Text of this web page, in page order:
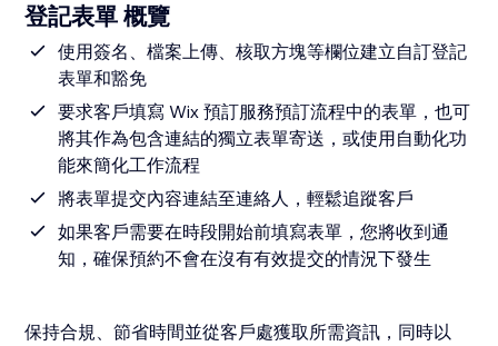
登記表單 概覽
使用簽名、檔案上傳、核取方塊等欄位建立自訂登記
表單和豁免
要求客戶填寫 Wix 預訂服務預訂流程中的表單，也可
將其作為包含連結的獨立表單寄送，或使用自動化功
能來簡化工作流程
將表單提交內容連結至連絡人，輕鬆追蹤客戶
如果客戶需要在時段開始前填寫表單，您將收到通
知，確保預約不會在沒有有效提交的情況下發生
保持合規、節省時間並從客戶處獲取所需資訊，同時以